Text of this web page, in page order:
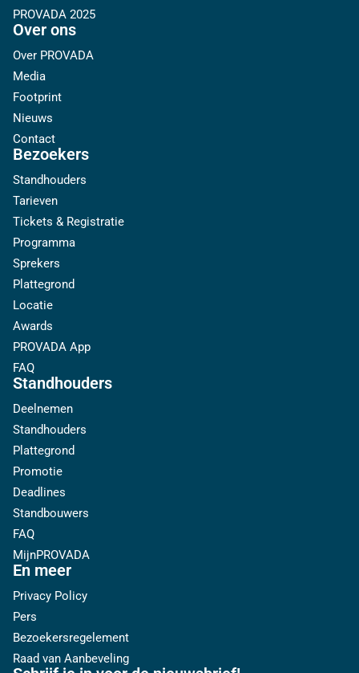
PROVADA 2025
Over ons
Over PROVADA
Media
Footprint
Nieuws
Contact
Bezoekers
Standhouders
Tarieven
Tickets & Registratie
Programma
Sprekers
Plattegrond
Locatie
Awards
PROVADA App
FAQ
Standhouders
Deelnemen
Standhouders
Plattegrond
Promotie
Deadlines
Standbouwers
FAQ
MijnPROVADA
En meer
Privacy Policy
Pers
Bezoekersregelement
Raad van Aanbeveling